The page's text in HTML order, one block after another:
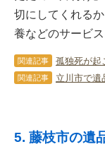
切にしてくれる
養などのサービ
関連記事
関連記事
5. 藤枝市の遺